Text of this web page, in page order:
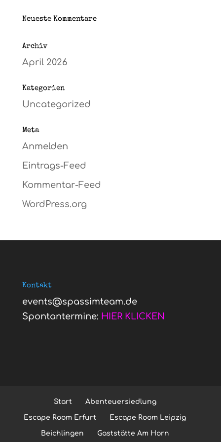
Neueste Kommentare
Archiv
April 2026
Kategorien
Uncategorized
Meta
Anmelden
Eintrags-Feed
Kommentar-Feed
WordPress.org
Kontakt
events@spassimteam.de
Spontantermine: HIER KLICKEN
Start Abenteuersiedlung
Escape Room Erfurt Escape Room Leipzig
Beichlingen Gaststätte Am Horn